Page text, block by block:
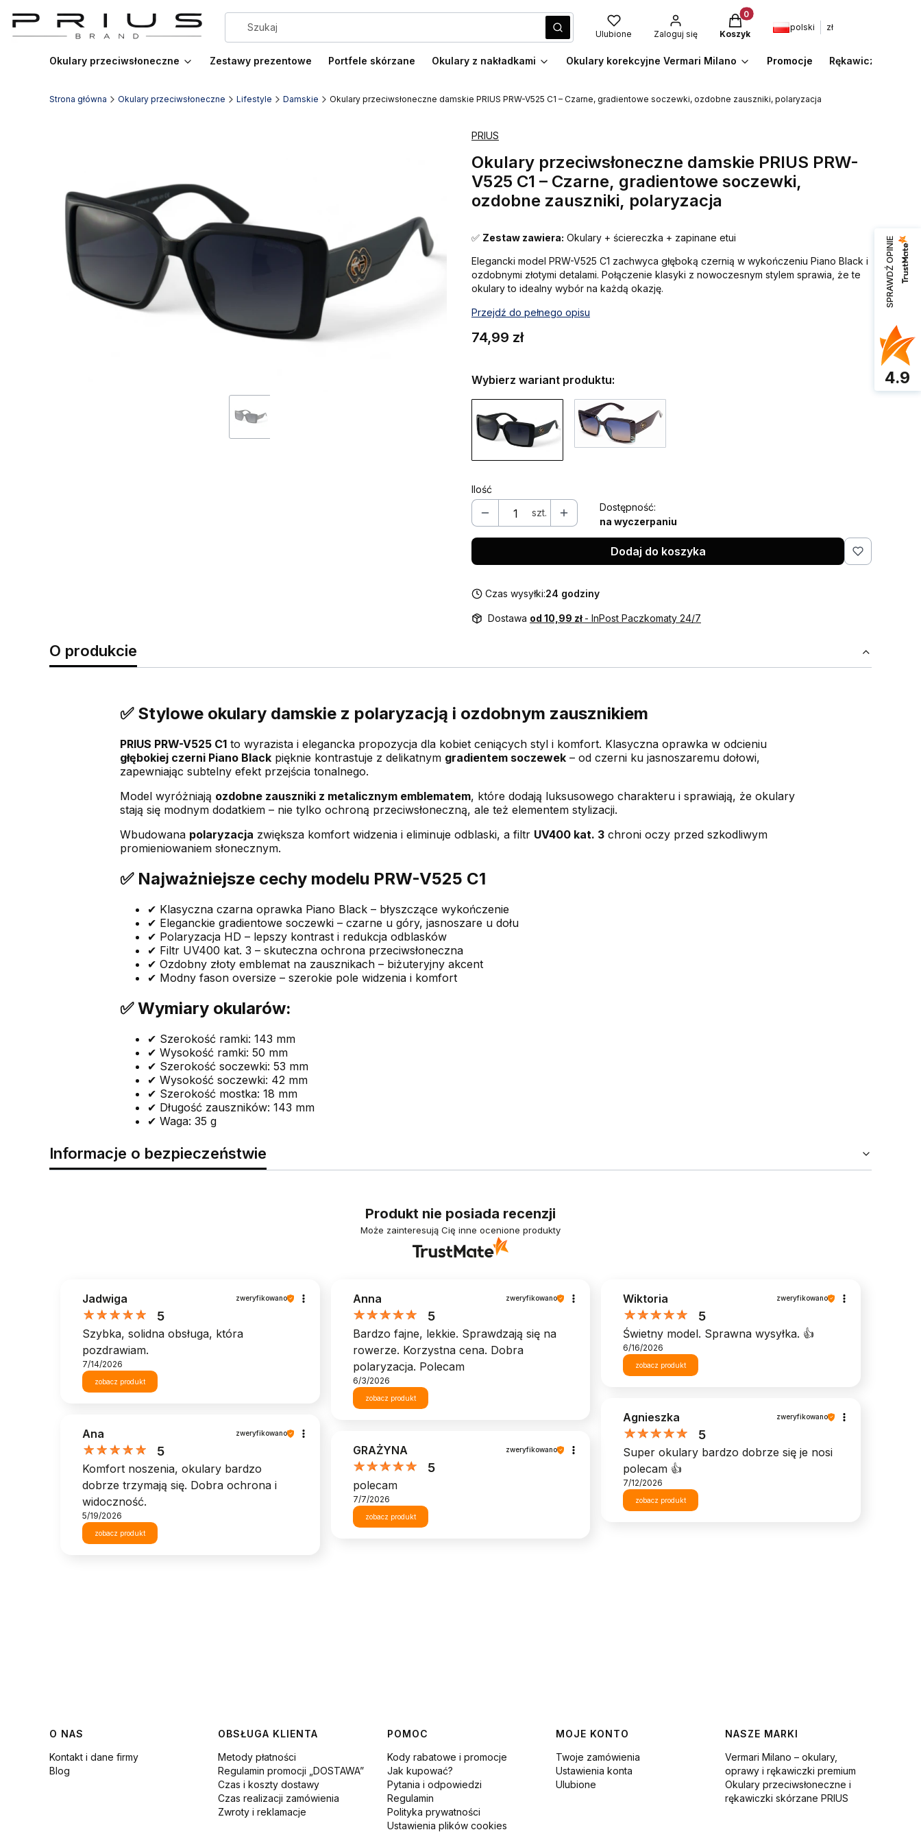
WyczyśćSzukaj Ulubione Zaloguj się
Produkty w koszyku: 0. Zobacz
Koszyk
polski zł
Okulary przeciwsłoneczne Zestawy prezentowe Portfele skórzane Okulary z nakładkami Okulary korekcyjne Vermari Milano Promocje Rękawiczki
Strona główna Okulary przeciwsłoneczne Lifestyle Damskie Okulary przeciwsłoneczne damskie PRIUS PRW-V525 C1 – Czarne, gradientowe soczewki, ozdobne zauszniki, polaryzacja
PRIUS
Okulary przeciwsłoneczne damskie PRIUS PRW-
V525 C1 – Czarne, gradientowe soczewki,
ozdobne zauszniki, polaryzacja
✅ Zestaw zawiera: Okulary + ściereczka + zapinane etui
Elegancki model PRW-V525 C1 zachwyca głęboką czernią w wykończeniu Piano Black i
ozdobnymi złotymi detalami. Połączenie klasyki z nowoczesnym stylem sprawia, że te
okulary to idealny wybór na każdą okazję.
Przejdź do pełnego opisu
Cena
74,99 zł
Wybierz wariant produktu:
Ilość
szt.
Dostępność:
na wyczerpaniu
Dodaj do koszyka
Czas wysyłki:24 godziny
Dostawa od 10,99 zł - InPost Paczkomaty 24/7
O produkcie
✅ Stylowe okulary damskie z polaryzacją i ozdobnym zausznikiem
PRIUS PRW-V525 C1to wyrazista i elegancka propozycja dla kobiet ceniących styl i komfort. Klasyczna oprawka w odcieniu
głębokiej czerni Piano Blackpięknie kontrastuje z delikatnym gradientem soczewek– od czerni ku jasnoszaremu dołowi,
zapewniając subtelny efekt przejścia tonalnego.
Model wyróżniają ozdobne zauszniki z metalicznym emblematem, które dodają luksusowego charakteru i sprawiają, że okulary
stają się modnym dodatkiem – nie tylko ochroną przeciwsłoneczną, ale też elementem stylizacji.
Wbudowana polaryzacja zwiększa komfort widzenia i eliminuje odblaski, a filtr UV400 kat. 3chroni oczy przed szkodliwym
promieniowaniem słonecznym.
✅ Najważniejsze cechy modelu PRW-V525 C1
✔ Klasyczna czarna oprawka Piano Black – błyszczące wykończenie
✔ Eleganckie gradientowe soczewki – czarne u góry, jasnoszare u dołu
✔ Polaryzacja HD – lepszy kontrast i redukcja odblasków
✔ Filtr UV400 kat. 3 – skuteczna ochrona przeciwsłoneczna
✔ Ozdobny złoty emblemat na zausznikach – biżuteryjny akcent
✔ Modny fason oversize – szerokie pole widzenia i komfort
✅ Wymiary okularów:
✔ Szerokość ramki: 143 mm
✔ Wysokość ramki: 50 mm
✔ Szerokość soczewki: 53 mm
✔ Wysokość soczewki: 42 mm
✔ Szerokość mostka: 18 mm
✔ Długość zauszników: 143 mm
✔ Waga: 35 g
Informacje o bezpieczeństwie
Produkt nie posiada recenzji
Może zainteresują Cię inne ocenione produkty
Jadwiga zweryfikowano
5
Szybka, solidna obsługa, która
pozdrawiam.
7/14/2026
zobacz produkt
Anna zweryfikowano
5
Bardzo fajne, lekkie. Sprawdzają się na
rowerze. Korzystna cena. Dobra
polaryzacja. Polecam
6/3/2026
zobacz produkt
Wiktoria zweryfikowano
5
Świetny model. Sprawna wysyłka. 👍️
6/16/2026
zobacz produkt
Agnieszka zweryfikowano
5
Super okulary bardzo dobrze się je nosi
polecam 👍️
7/12/2026
zobacz produkt
Ana zweryfikowano
5
Komfort noszenia, okulary bardzo
dobrze trzymają się. Dobra ochrona i
widoczność.
5/19/2026
zobacz produkt
GRAŻYNA zweryfikowano
5
polecam
7/7/2026
zobacz produkt
Linki w stopce
O NAS
Kontakt i dane firmy
Blog
OBSŁUGA KLIENTA
Metody płatności
Regulamin promocji „DOSTAWA”
Czas i koszty dostawy
Czas realizacji zamówienia
Zwroty i reklamacje
POMOC
Kody rabatowe i promocje
Jak kupować?
Pytania i odpowiedzi
Regulamin
Polityka prywatności
Ustawienia plików cookies
MOJE KONTO
Twoje zamówienia
Ustawienia konta
Ulubione
NASZE MARKI
Vermari Milano – okulary,
oprawy i rękawiczki premium
Okulary przeciwsłoneczne i
rękawiczki skórzane PRIUS
SPRAWDŹ OPINIE
4.9